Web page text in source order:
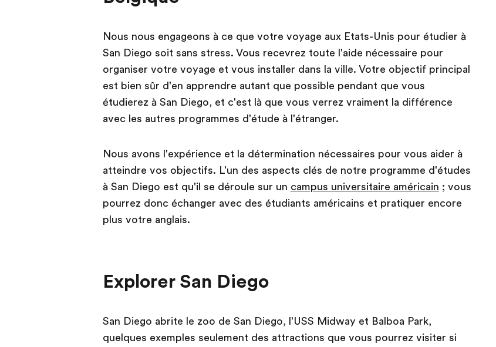
Nous nous engageons à ce que votre voyage aux Etats-Unis pour étudier à
San Diego soit sans stress. Vous recevrez toute l'aide nécessaire pour
organiser votre voyage et vous installer dans la ville. Votre objectif principal
est bien sûr d'en apprendre autant que possible pendant que vous
étudierez à San Diego, et c'est là que vous verrez vraiment la différence
avec les autres programmes d'étude à l'étranger.
Nous avons l'expérience et la détermination nécessaires pour vous aider à
atteindre vos objectifs. L'un des aspects clés de notre programme d'études
à San Diego est qu'il se déroule sur un campus universitaire américain ; vous
pourrez donc échanger avec des étudiants américains et pratiquer encore
plus votre anglais.
Explorer San Diego
San Diego abrite le zoo de San Diego, l'USS Midway et Balboa Park,
quelques exemples seulement des attractions que vous pourrez visiter si